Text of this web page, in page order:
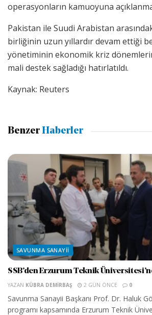
operasyonların kamuoyuna
Pakistan ile Suudi Arabistan
birliğinin uzun yıllardır devam ettiği
yönetiminin ekonomik kriz
mali destek sağladığı hatırlatıldı.
Kaynak: Reuters
Benzer Haberler
SAVUNMA SANAYII
SSB’den Erzurum Teknik
YAZAN KÜBRA DEMIRBAŞ 2 GÜN ÖNCE 0
Savunma Sanayii Başkanı Prof. Dr. Haluk
programı kapsamında Erzurum Teknik